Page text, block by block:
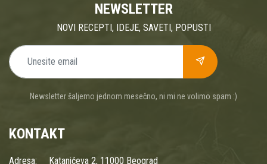
NEWSLETTER
NOVI RECEPTI, IDEJE, SAVETI, POPUSTI
Newsletter šaljemo jednom mesečno, ni mi ne volimo spam :)
KONTAKT
Adresa: Katanićeva 2, 11000 Beograd